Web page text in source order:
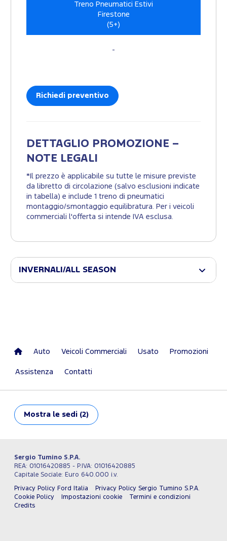
Treno Pneumatici Estivi
Firestone
(5+)
-
Richiedi preventivo
DETTAGLIO PROMOZIONE –
NOTE LEGALI
*Il prezzo è applicabile su tutte le misure previste
da libretto di circolazione (salvo esclusioni indicate
in tabella) e include 1 treno di pneumatici
montaggio/smontaggio equilibratura. Per i veicoli
commerciali l'offerta si intende IVA esclusa.
INVERNALI/ALL SEASON
Auto Veicoli Commerciali Usato Promozioni
Assistenza Contatti
Mostra le sedi (2)
Sergio Tumino S.P.A.
REA: 01016420885 - P.IVA: 01016420885
Capitale Sociale: Euro 640.000 i.v.
Privacy Policy Ford Italia
Privacy Policy Sergio Tumino S.P.A.
Cookie Policy
Impostazioni cookie
Termini e condizioni
Credits